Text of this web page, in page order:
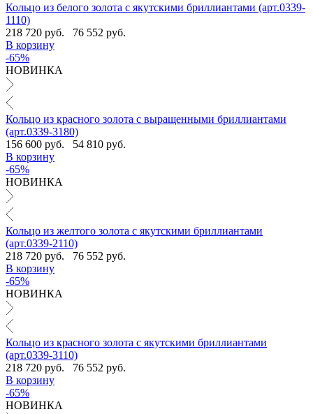
Кольцо из белого золота с якутскими бриллиантами (арт.0339-
1110)
218 720 руб.
76 552 руб.
В корзину
-65%
НОВИНКА
Кольцо из красного золота с выращенными бриллиантами
(арт.0339-3180)
156 600 руб.
54 810 руб.
В корзину
-65%
НОВИНКА
Кольцо из желтого золота с якутскими бриллиантами
(арт.0339-2110)
218 720 руб.
76 552 руб.
В корзину
-65%
НОВИНКА
Кольцо из красного золота с якутскими бриллиантами
(арт.0339-3110)
218 720 руб.
76 552 руб.
В корзину
-65%
НОВИНКА